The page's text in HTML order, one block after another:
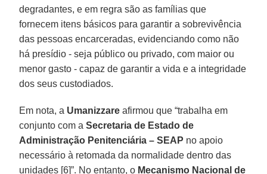
degradantes, e em regra são as famílias que
fornecem itens básicos para garantir a sobrevivência
das pessoas encarceradas, evidenciando como não
há presídio - seja público ou privado, com maior ou
menor gasto - capaz de garantir a vida e a integridade
dos seus custodiados.
Em nota, a Umanizzare afirmou que “trabalha em
conjunto com aSecretaria de Estado de
Administração Penitenciária – SEAP no apoio
necessário à retomada da normalidade dentro das
unidades [6]”. No entanto, o Mecanismo Nacional de